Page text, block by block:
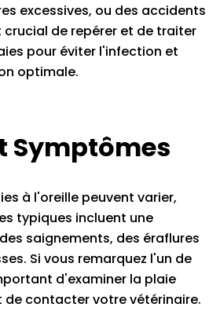
excessives, ou des accidents
crucial de repérer et de traiter
pour éviter l'infection et
optimale.
Symptômes
à l'oreille peuvent varier,
typiques incluent une
saignements, des éraflures
Si vous remarquez l'un de
d'examiner la plaie
contacter votre vétérinaire.